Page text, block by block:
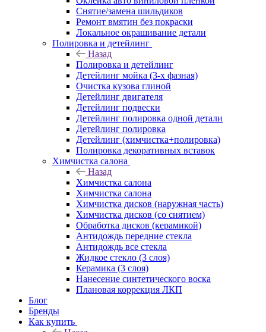
Снятие/замена шильдиков
Ремонт вмятин без покраски
Локальное окрашивание детали
Полировка и детейлинг
Назад
Полировка и детейлинг
Детейлинг мойка (3-х фазная)
Очистка кузова глиной
Детейлинг двигателя
Детейлинг подвески
Детейлинг полировка одной детали
Детейлинг полировка
Детейлинг (химчистка+полировка)
Полировка декоративных вставок
Химчистка салона
Назад
Химчистка салона
Химчистка салона
Химчистка дисков (наружная часть)
Химчистка дисков (со снятием)
Обработка дисков (керамикой)
Антидождь передние стекла
Антидождь все стекла
Жидкое стекло (3 слоя)
Керамика (3 слоя)
Нанесение синтетического воска
Плановая коррекция ЛКП
Блог
Бренды
Как купить